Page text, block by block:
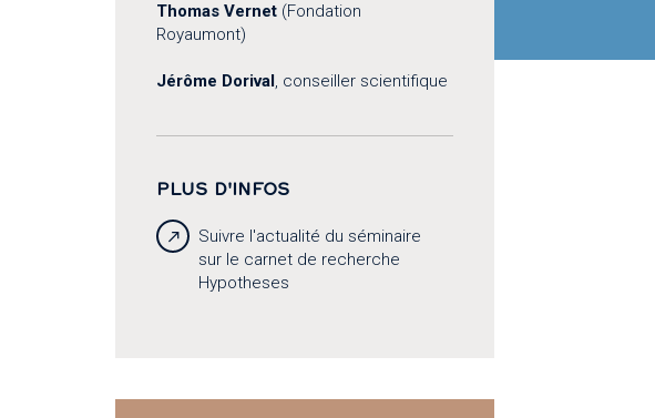
Thomas Vernet (Fondation
Royaumont)
Jérôme Dorival, conseiller scientifique
PLUS D'INFOS
Suivre l'actualité du séminaire
sur le carnet de recherche
Hypotheses